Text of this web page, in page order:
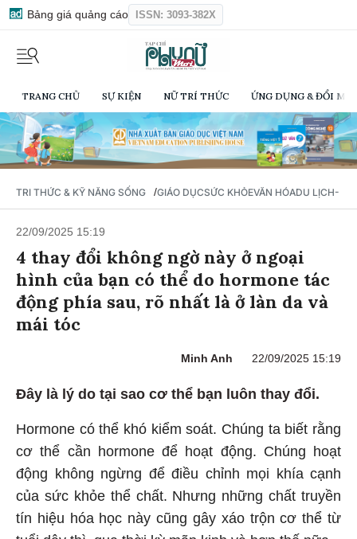
Bảng giá quảng cáo ISSN: 3093-382X
TRANG CHỦ SỰ KIỆN NỮ TRÍ THỨC ỨNG DỤNG & ĐỔI
TRI THỨC & KỸ NĂNG SỐNG /GIÁO DỤCSỨC KHỎEVĂN HÓADU LỊCH-
22/09/2025 15:19
4 thay đổi không ngờ này ở ngoại
hình của bạn có thể do hormone tác
động phía sau, rõ nhất là ở làn da và
mái tóc
Minh Anh 22/09/2025 15:19
Đây là lý do tại sao cơ thể bạn luôn thay đổi.
Hormone có thể khó kiểm soát. Chúng ta biết rằng
cơ thể cần hormone để hoạt động. Chúng hoạt
động không ngừng để điều chỉnh mọi khía cạnh
của sức khỏe thể chất. Nhưng những chất truyền
tín hiệu hóa học này cũng gây xáo trộn cơ thể từ